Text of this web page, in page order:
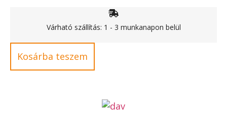
Várható szállítás: 1 - 3 munkanapon belül
Kosárba teszem